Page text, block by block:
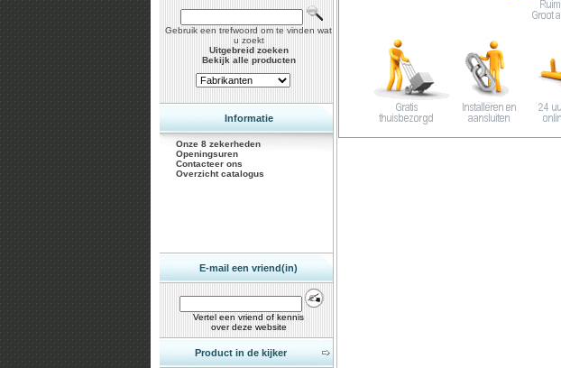
Gebruik een trefwoord om te vinden wat
u zoekt
Uitgebreid zoeken
Bekijk alle producten
Informatie
Onze 8 zekerheden
Openingsuren
Contacteer ons
Overzicht catalogus
E-mail een vriend(in)
Vertel een vriend of kennis
over deze website
Product in de kijker